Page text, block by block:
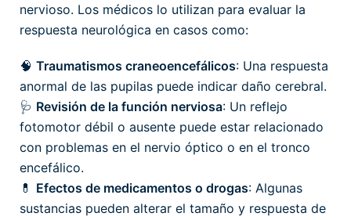
nervioso. Los médicos lo utilizan para evaluar la
respuesta neurológica en casos como:
🧠 Traumatismos craneoencefálicos: Una respuesta
anormal de las pupilas puede indicar daño cerebral.
🩺 Revisión de la función nerviosa: Un reflejo
fotomotor débil o ausente puede estar relacionado
con problemas en el nervio óptico o en el tronco
encefálico.
💊 Efectos de medicamentos o drogas: Algunas
sustancias pueden alterar el tamaño y respuesta de